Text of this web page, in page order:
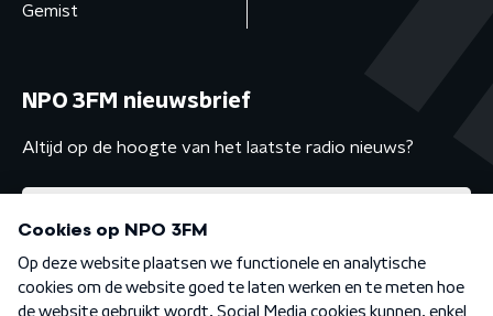
Gemist
NPO 3FM nieuwsbrief
Altijd op de hoogte van het laatste radio nieuws?